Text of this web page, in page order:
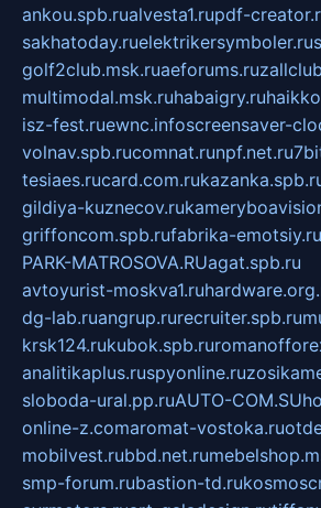
ankou.spb.rualvesta1.rupdf-
sakhatoday.ruelektrikersymboler.ru
golf2club.msk.ruaeforums.ru
multimodal.msk.ruhabaigry.ru
isz-fest.ruewnc.infoscreensaver-
volnav.spb.rucomnat.runpf.net.ru
tesiaes.rucard.com.ru
gildiya-kuznecov.ru
griffoncom.spb.rufabrika-emotsiy.ru
PARK-MATROSOVA.RUagat.spb.ru
avtoyurist-moskva1.ru
dg-lab.ruangrup.rurecruiter.spb.ru
krsk124.rukubok.spb.ru
analitikaplus.ruspyonline.ru
sloboda-ural.pp.ruAUTO-COM.SU
online-z.comaromat-vostoka.ru
mobilvest.rubbd.net.ru
smp-forum.rubastion-td.ru